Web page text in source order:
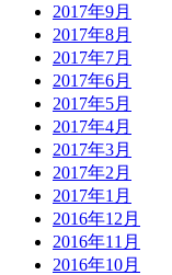
2017年9月
2017年8月
2017年7月
2017年6月
2017年5月
2017年4月
2017年3月
2017年2月
2017年1月
2016年12月
2016年11月
2016年10月